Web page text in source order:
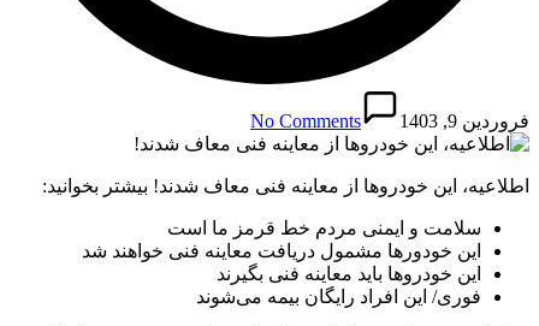
فروردین 9, 1403 No Comments
اطلاعیه، این خودروها از معاینه فنی معاف شدند! بیشتر بخوانید:
سلامت و ایمنی مردم خط قرمز ما است
این خودورها مشمول دریافت معاینه فنی خواهند شد
این خودروها باید معاینه فنی بگیرند
فوری/ این افراد رایگان بیمه می‌شوند